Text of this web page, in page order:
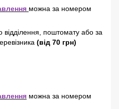
можна за номером
відділення, поштомату або за
(від 70 грн)
можна за номером